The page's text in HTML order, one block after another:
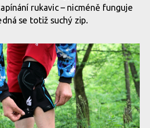
rukavic – nicméně funguje
se totiž suchý zip.